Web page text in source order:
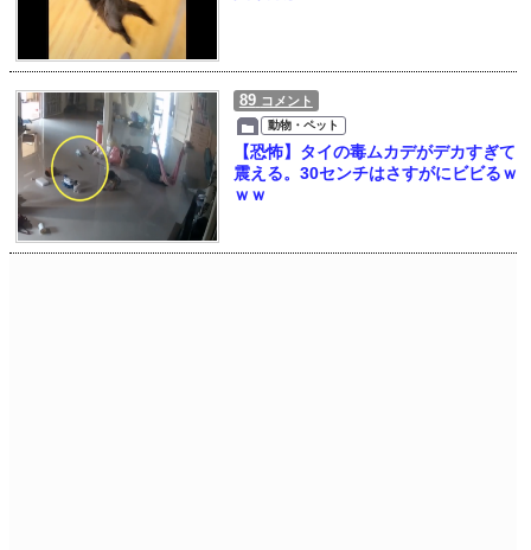
89 コメント
動物・ペット
【恐怖】タイの毒ムカデがデカすぎて
震える。30センチはさすがにビビるｗ
ｗｗ